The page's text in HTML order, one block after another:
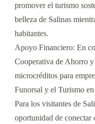
promover el turismo
belleza de Salinas
habitantes.
Apoyo Financiero: En
Cooperativa de Ahorro
microcréditos para
Funorsal y el Turismo
Para los visitantes de
oportunidad de conectar